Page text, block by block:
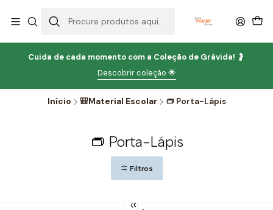
Cuida de cada momento com a Coleção de Grávida! 🤰
Descobrir coleção 🌟
Início 🎒Material Escolar 👝 Porta-Lápis
👝 Porta-Lápis
Filtros